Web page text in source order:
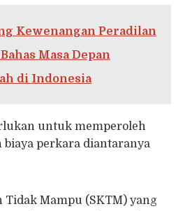
Kewenangan Peradilan
Masa Depan
di Indonesia
untuk memperoleh
biaya perkara diantaranya
Tidak Mampu (SKTM) yang